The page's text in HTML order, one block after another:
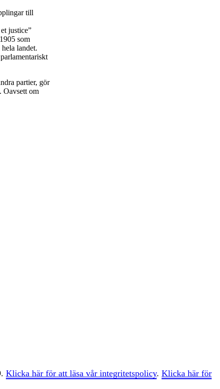
till
justice”
som
landet.
partier, gör
Oavsett om
Klicka här för att läsa vår integritetspolicy. Klicka här för